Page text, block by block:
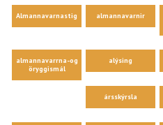
Almannavarnastig almannavarnir
almannavarrna-og
öryggismál
alýsing
ársskýrsla